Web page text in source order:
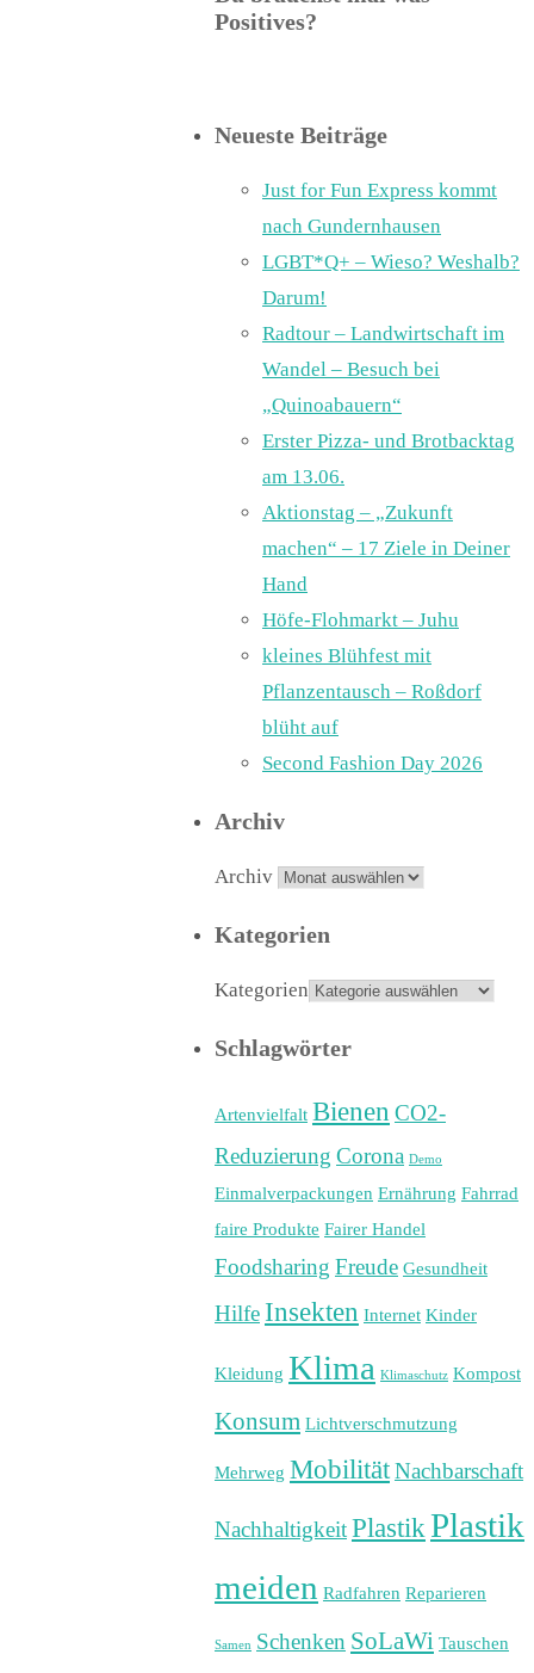
Positives?
Neueste Beiträge
Just for Fun Express kommt
nach Gundernhausen
LGBT*Q+ – Wieso? Weshalb?
Darum!
Radtour – Landwirtschaft im
Wandel – Besuch bei
„Quinoabauern“
Erster Pizza- und Brotbacktag
am 13.06.
Aktionstag – „Zukunft
machen“ – 17 Ziele in Deiner
Hand
Höfe-Flohmarkt – Juhu
kleines Blühfest mit
Pflanzentausch – Roßdorf
blüht auf
Second Fashion Day 2026
Archiv
Archiv
Kategorien
Kategorien
Schlagwörter
Artenvielfalt Bienen CO2-
Reduzierung Corona Demo
Einmalverpackungen Ernährung Fahrrad
faire Produkte Fairer Handel
Foodsharing Freude Gesundheit
Hilfe Insekten Internet Kinder
Kleidung Klima Klimaschutz Kompost
Konsum Lichtverschmutzung
Mehrweg MobilitätNachbarschaft
NachhaltigkeitPlastikPlastik
meiden Radfahren Reparieren
Samen Schenken SoLaWi Tauschen